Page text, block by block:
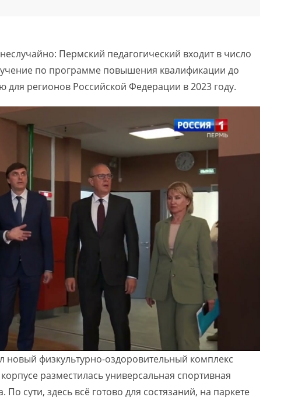
Пермский педагогический входит в число
по программе повышения квалификации до
для регионов Российской Федерации в 2023 году.
физкультурно-оздоровительный комплекс
разместилась универсальная спортивная
сути, здесь всё готово для состязаний, на паркете